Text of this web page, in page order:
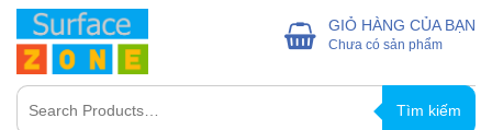
Tìm kiếm
GIỎ HÀNG CỦA BẠN
Chưa có sản phẩm